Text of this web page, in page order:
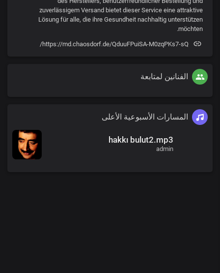
zuverlässigem Versand bietet dieser Service eine attraktive
Lösung für alle, die ihre Gesundheit nachhaltig unterstützen
möchten.
https://md.chaosdorf.de/QduuFPuiSA-M0zqPKs7-sQ/
الفنانين لمتابعة
المسارات الأسبوعية الأعلى
hakkı bulut2.mp3
admin